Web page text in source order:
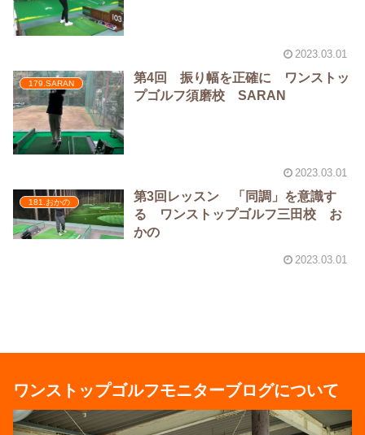
2023.03.01
179.SARAN
第4回 振り幅を正確に ワンストッ
プゴルフ須磨校 SARAN
2023.03.01
181.おかの
第3回レッスン 「同調」を意識す
る ワンストップゴルフ三田校 お
かの
2023.03.01
ワンストップゴルフモニターブログについて